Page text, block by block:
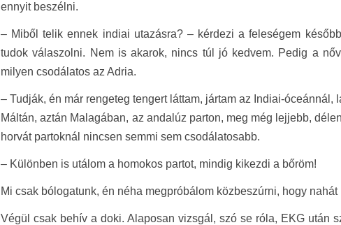
ennyit beszélni.
– Miből telik ennek indiai utazásra? – kérdezi a feleségem
tudok válaszolni. Nem is akarok, nincs túl jó kedvem. Pedig a
milyen csodálatos az Adria.
– Tudják, én már rengeteg tengert láttam, jártam az Indiai-
Máltán, aztán Malagában, az andalúz parton, meg még lejjebb,
horvát partoknál nincsen semmi sem csodálatosabb.
– Különben is utálom a homokos partot, mindig kikezdi a bőröm!
Mi csak bólogatunk, én néha megpróbálom közbeszúrni, hogy
Végül csak behív a doki. Alaposan vizsgál, szó se róla, EKG után